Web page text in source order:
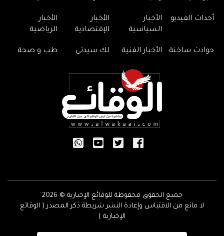
أحداث الفيديو
الأخبار
السياسية
الأخبار
الإقتصادية
الأخبار
الرياضية
حوادث ساخنة الأخبار الفنية لك سيدتي طب و صحة
جميع الحقوق محفوظة للوقائع الإخبارية © 2026
لا مانع من الاقتباس وإعادة النشر شريطة ذكر المصدر ( الوقائع
الإخبارية )